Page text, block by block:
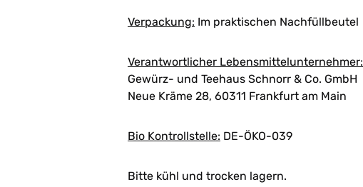
Verpackung: Im praktischen Nachfüllbeutel
Verantwortlicher Lebensmittelunternehmer:
Gewürz- und Teehaus Schnorr & Co. GmbH
Neue Kräme 28, 60311 Frankfurt am Main
Bio Kontrollstelle: DE-ÖKO-039
Bitte kühl und trocken lagern.